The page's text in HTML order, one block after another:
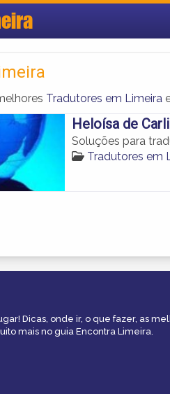
Tradutores em Limeira
Heloísa de
Soluções para
Tradutores em
Dicas, onde ir, o que fazer, as
mais no guia Encontra Limeira.